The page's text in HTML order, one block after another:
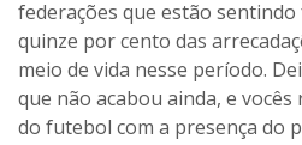
federações que estão sentindo
quinze por cento das
meio de vida nesse período.
que não acabou ainda, e
do futebol com a presença do